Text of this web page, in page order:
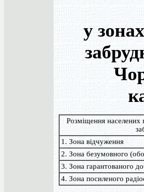
у
Розміщення населених
1. Зона відчуження
2. Зона безумовного
3. Зона гарантованого
4. Зона посиленого